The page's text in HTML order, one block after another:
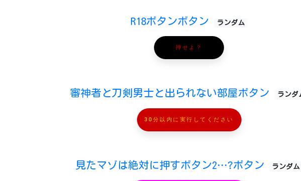
R18ボタンボタン ランダム
押せよ？
審神者と刀剣男士と出られない部屋ボタン ランダ
30分以内に実行してください
見たマゾは絶対に押すボタン2…?ボタン ランダム